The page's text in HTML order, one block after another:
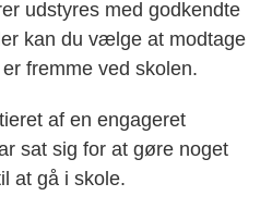
udstyres med godkendte
kan du vælge at modtage
fremme ved skolen.
af en engageret
sat sig for at gøre noget
at gå i skole.